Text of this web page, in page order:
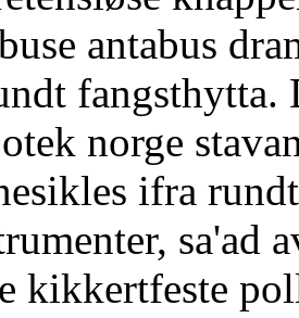
antabus
fangsthytta.
norge
ifra
sa'ad
kikkertfeste